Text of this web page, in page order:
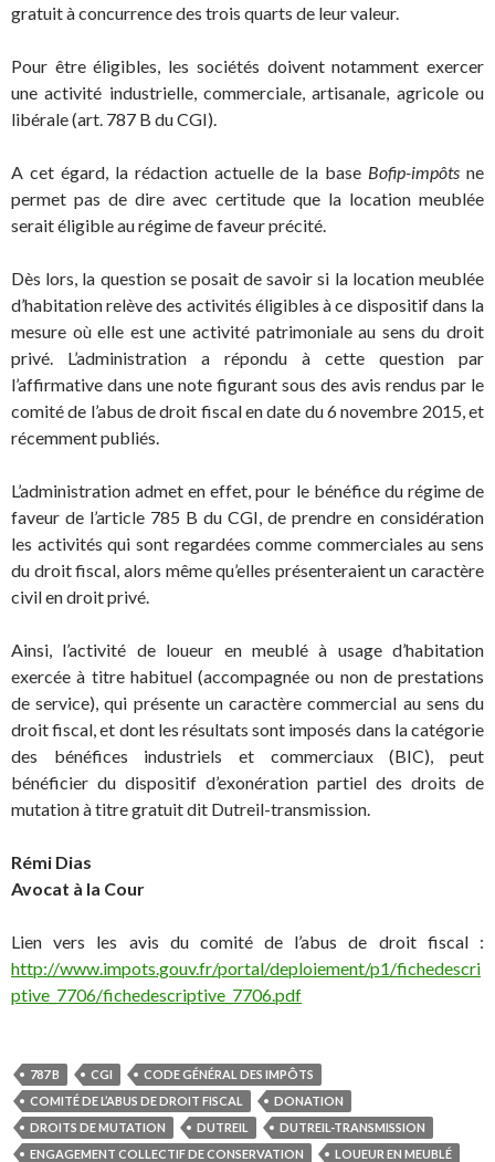
gratuit à concurrence des trois quarts de leur valeur.
Pour être éligibles, les sociétés doivent notamment exercer
une activité industrielle, commerciale, artisanale, agricole ou
libérale (art. 787 B du CGI).
A cet égard, la rédaction actuelle de la base Bofip-impôts ne
permet pas de dire avec certitude que la location meublée
serait éligible au régime de faveur précité.
Dès lors, la question se posait de savoir si la location meublée
d’habitation relève des activités éligibles à ce dispositif dans la
mesure où elle est une activité patrimoniale au sens du droit
privé. L’administration a répondu à cette question par
l’affirmative dans une note figurant sous des avis rendus par le
comité de l’abus de droit fiscal en date du 6 novembre 2015, et
récemment publiés.
L’administration admet en effet, pour le bénéfice du régime de
faveur de l’article 785 B du CGI, de prendre en considération
les activités qui sont regardées comme commerciales au sens
du droit fiscal, alors même qu’elles présenteraient un caractère
civil en droit privé.
Ainsi, l’activité de loueur en meublé à usage d’habitation
exercée à titre habituel (accompagnée ou non de prestations
de service), qui présente un caractère commercial au sens du
droit fiscal, et dont les résultats sont imposés dans la catégorie
des bénéfices industriels et commerciaux (BIC), peut
bénéficier du dispositif d’exonération partiel des droits de
mutation à titre gratuit dit Dutreil-transmission.
Rémi Dias
Avocat à la Cour
Lien vers les avis du comité de l’abus de droit fiscal :
http://www.impots.gouv.fr/portal/deploiement/p1/fichedescri
ptive_7706/fichedescriptive_7706.pdf
787 B CGI
CODE GÉNÉRAL DES IMPÔTS
COMITÉ DE L’ABUS DE DROIT FISCAL
DONATION
DROITS DE MUTATION
DUTREIL
DUTREIL-TRANSMISSION
ENGAGEMENT COLLECTIF DE CONSERVATION
LOUEUR EN MEUBLÉ